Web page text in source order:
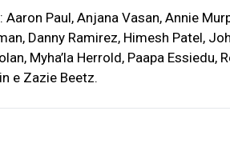
Paul, Anjana Vasan, Annie
Danny Ramirez, Himesh Patel,
Myha’la Herrold, Paapa Essiedu,
e Zazie Beetz.